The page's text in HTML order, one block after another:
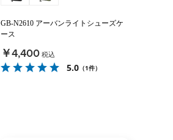
GB-N2610 アーバンライトシューズケ
ース
￥4,400税込
5.0 （1件）